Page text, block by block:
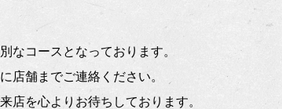
なコースとなっております。
店舗までご連絡ください。
店を心よりお待ちしております。